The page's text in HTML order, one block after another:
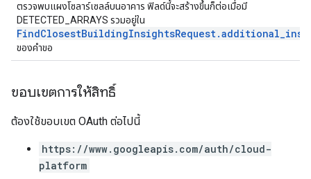
ตรวจพบแผงโซลาร์เซลล์บนอาคาร ฟิลด์นี้จะสร้างขึ้นก็ต่อเมื่อมี
DETECTED_ARRAYS รวมอยู่ใน
ของคำขอ
ขอบเขตการให้สิทธิ์
ต้องใช้ขอบเขต OAuth ต่อไปนี้
https://www.googleapis.com/auth/cloud-
platform